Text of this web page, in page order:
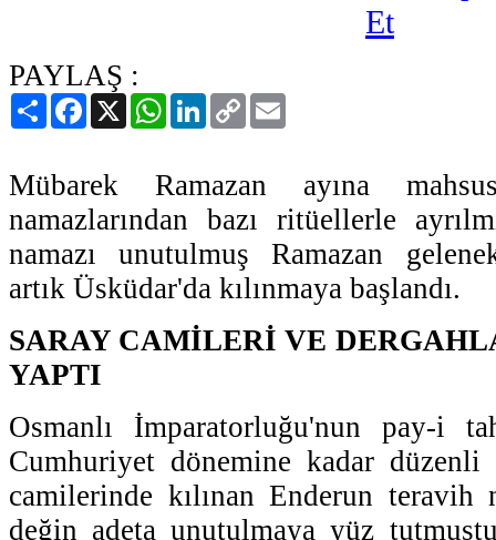
PAYLAŞ :
PaylaşFacebook
X WhatsAppLinkedIn
Copy
Link
Mübarek Ramazan ayına
namazlarından bazı ritüellerle
namazı unutulmuş Ramazan
artık Üsküdar'da kılınmaya başlandı.
SARAY CAMİLERİ VE
YAPTI
Osmanlı İmparatorluğu'nun pay-i
Cumhuriyet dönemine kadar
camilerinde kılınan Enderun teravih
değin adeta unutulmaya yüz